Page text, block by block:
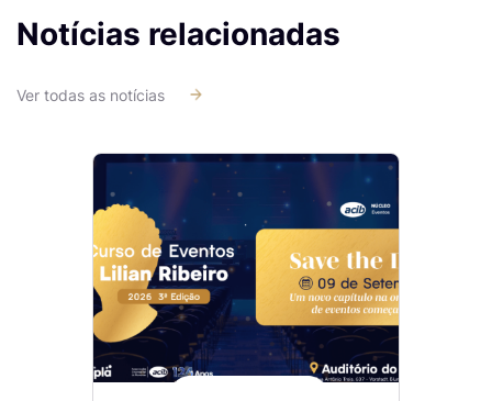
Notícias relacionadas
Ver todas as notícias